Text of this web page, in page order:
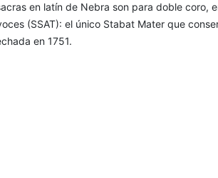
en latín de Nebra son para doble coro,
(SSAT): el único Stabat Mater que
en 1751.